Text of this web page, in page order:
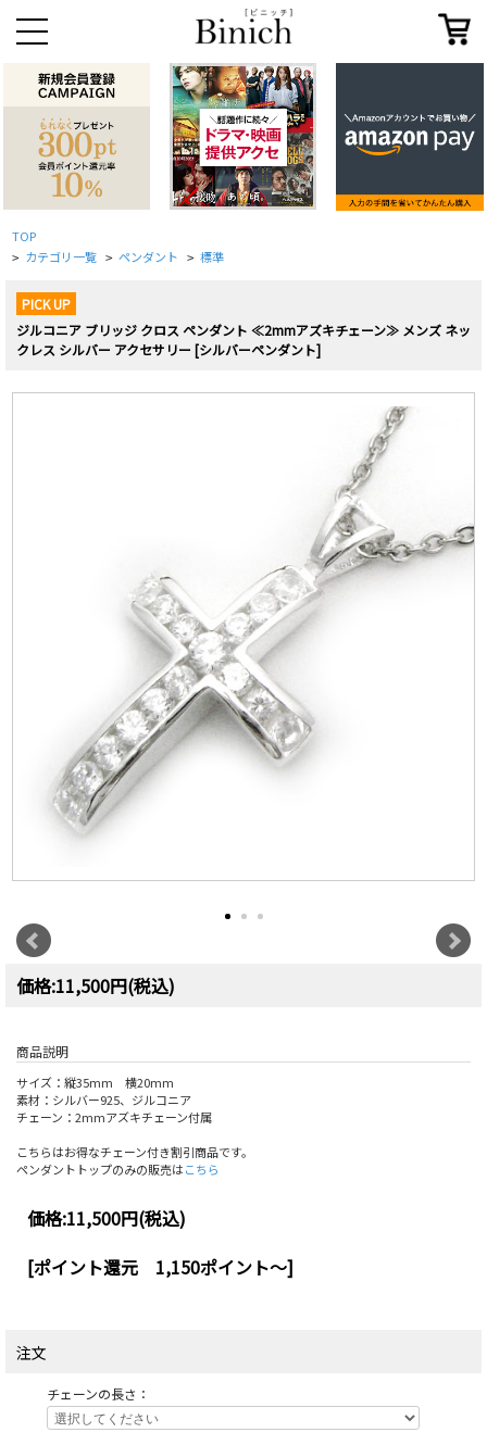
TOP
> カテゴリ一覧 > ペンダント > 標準
PICK UP
ジルコニア ブリッジ クロス ペンダント ≪2mmアズキチェーン≫ メンズ ネッ
クレス シルバー アクセサリー [シルバーペンダント]
価格:11,500円(税込)
商品説明
サイズ：縦35mm 横20mm
素材：シルバー925、ジルコニア
チェーン：2mmアズキチェーン付属
こちらはお得なチェーン付き割引商品です。
ペンダントトップのみの販売はこちら
価格:11,500円(税込)
[ポイント還元 1,150ポイント～]
注文
チェーンの長さ：